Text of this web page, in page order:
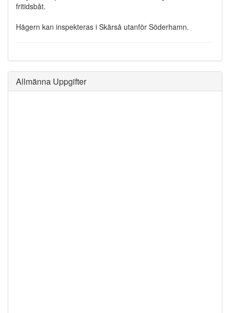
fritidsbåt.
Hägern kan inspekteras i Skärså utanför Söderhamn.
Allmänna Uppgifter